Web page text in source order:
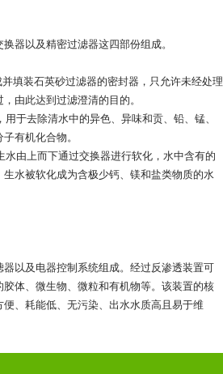
器以及精密过滤器这四部份组成。
填装石英砂过滤器的密封器，只允许未经处理
由此达到过滤澄清的目的。
于去除清水中的异色、异味和贡、铅、锰、
有机化合物。
由上而下通过交换器进行软化，水中含有的
水被软化成为含极少钙、镁和盐类物质的水
以及电器控制系统组成。经过反渗透装置可
体、微生物、微粒和有机物等。该装置的核
、耗能低、无污染、出水水质高且易于维